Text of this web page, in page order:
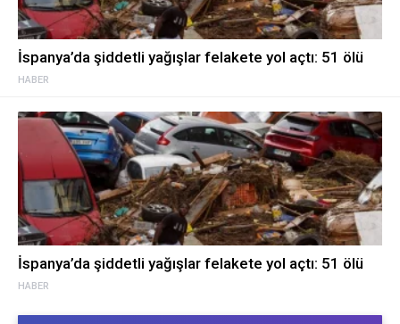
HABER
İspanya’da şiddetli yağışlar felakete yol açtı: 51 ölü
HABER
İspanya’da şiddetli yağışlar felakete yol açtı: 51 ölü